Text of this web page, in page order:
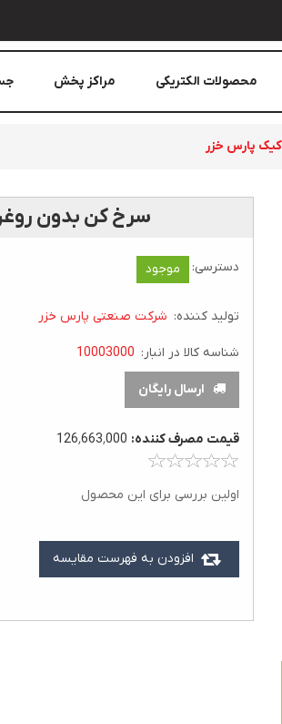
محصولات الکتریکی مراکز پخش
پارس خزر
سرخ کن بدون
دسترسی: موجود
تولید کننده: شرکت صنعتی پارس خزر
شناسه کالا در انبار: 10003000
ارسال رایگان
قيمت مصرف کننده: 126٬663٬000
افزودن به فهرست مقایسه
اولین بررسی برای این محصول